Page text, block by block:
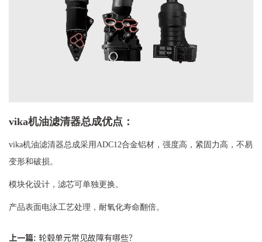
vika机油滤清器总成优点：
vika机油滤清器总成采用ADC12合金铝材，强度高，紧固力高，不易
变形和破损。
模块化设计，滤芯可单独更换。
产品表面电泳工艺处理，耐氧化寿命翻倍。
上一篇: 轮毂单元常见故障有哪些？